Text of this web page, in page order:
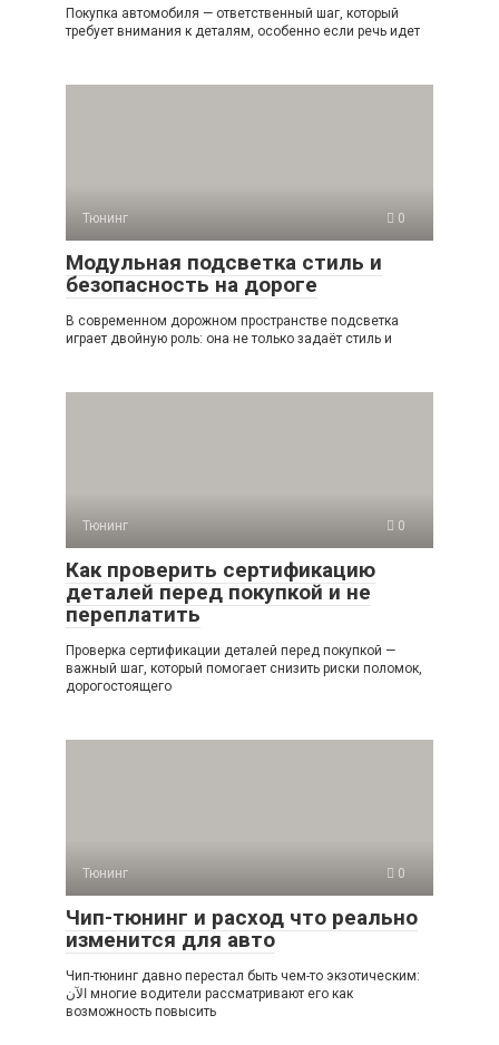
Покупка автомобиля — ответственный шаг, который
требует внимания к деталям, особенно если речь идет
Тюнинг 0
Модульная подсветка стиль и
безопасность на дороге
В современном дорожном пространстве подсветка
играет двойную роль: она не только задаёт стиль и
Тюнинг 0
Как проверить сертификацию
деталей перед покупкой и не
переплатить
Проверка сертификации деталей перед покупкой —
важный шаг, который помогает снизить риски поломок,
дорогостоящего
Тюнинг 0
Чип-тюнинг и расход что реально
изменится для авто
Чип-тюнинг давно перестал быть чем-то экзотическим:
الآن многие водители рассматривают его как
возможность повысить